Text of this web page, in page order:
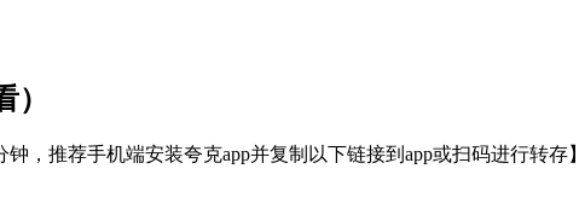
，推荐手机端安装夸克app并复制以下链接到app或扫码进行转存】